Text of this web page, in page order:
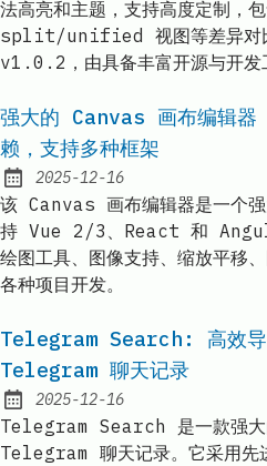
法高亮和主题，支持高度定制，包
split/unified 视图等差异对比
v1.0.2，由具备丰富开源与开发
强大的 Canvas 画布编辑器
赖，支持多种框架
Published:
2025-12-16
该 Canvas 画布编辑器是一个
持 Vue 2/3、React 和
绘图工具、图像支持、缩放平移
各种项目开发。
Telegram Search: 高效导
Telegram 聊天记录
Published:
2025-12-16
Telegram Search 是一款强大
Telegram 聊天记录。它采用先